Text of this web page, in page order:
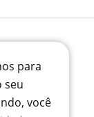
PR
para
seu
você